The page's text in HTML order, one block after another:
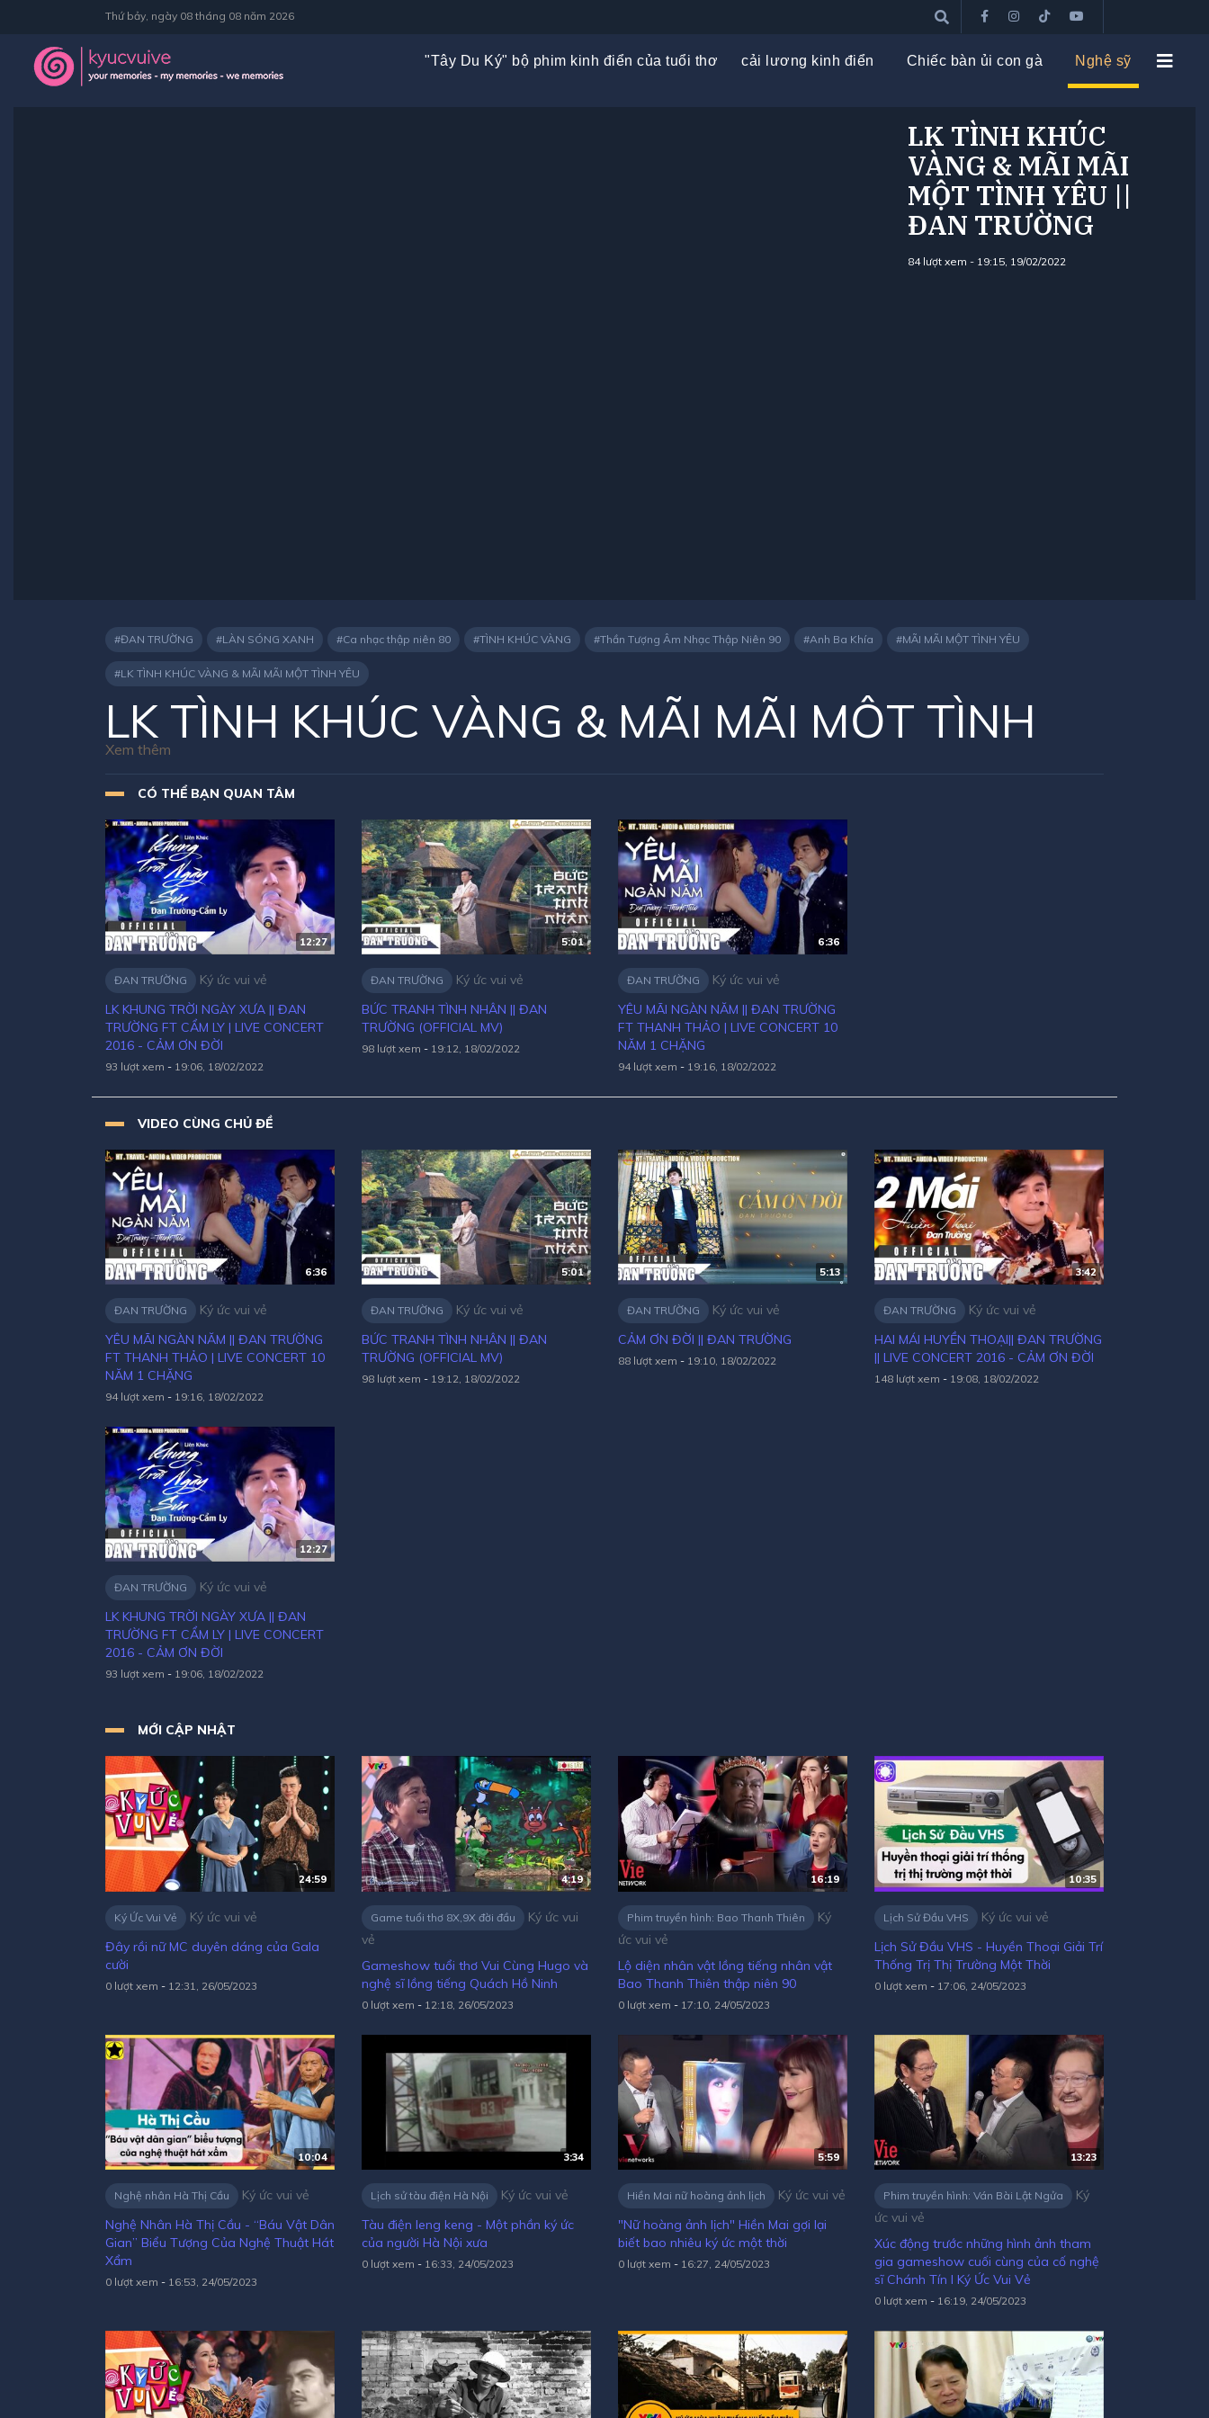
Thứ bảy, ngày 08 tháng 08 năm 2026
"Tây Du Ký" bộ phim kinh điển của tuổi thơ cải lương kinh điển Chiếc bàn ủi con gà Nghệ sỹ
LK TÌNH KHÚC
VÀNG & MÃI MÃI
MỘT TÌNH YÊU ||
ĐAN TRƯỜNG
84lượt xem - 19:15, 19/02/2022
ĐAN TRƯỜNG LÀN SÓNG XANH Ca nhạc thập niên 80 TÌNH KHÚC VÀNG Thần Tượng Âm Nhạc Thập Niên 90 Anh Ba Khía MÃI MÃI MỘT TÌNH YÊU
LK TÌNH KHÚC VÀNG & MÃI MÃI MỘT TÌNH YÊU
LK TÌNH KHÚC VÀNG & MÃI MÃI MỘT TÌNH
YÊU || ĐAN TRƯỜNG
CÓ THỂ BẠN QUAN TÂM
12:27
ĐAN TRƯỜNG
Ký ức vui vẻ
LK KHUNG TRỜI NGÀY XƯA || ĐAN
TRƯỜNG FT CẨM LY | LIVE CONCERT
2016 - CẢM ƠN ĐỜI
93 lượt xem - 19:06, 18/02/2022
5:01
ĐAN TRƯỜNG
Ký ức vui vẻ
BỨC TRANH TÌNH NHÂN || ĐAN
TRƯỜNG (OFFICIAL MV)
98 lượt xem - 19:12, 18/02/2022
6:36
ĐAN TRƯỜNG
Ký ức vui vẻ
YÊU MÃI NGÀN NĂM || ĐAN TRƯỜNG
FT THANH THẢO | LIVE CONCERT 10
NĂM 1 CHẶNG
94 lượt xem - 19:16, 18/02/2022
VIDEO CÙNG CHỦ ĐỀ
6:36
ĐAN TRƯỜNG
Ký ức vui vẻ
YÊU MÃI NGÀN NĂM || ĐAN TRƯỜNG
FT THANH THẢO | LIVE CONCERT 10
NĂM 1 CHẶNG
94 lượt xem - 19:16, 18/02/2022
5:01
ĐAN TRƯỜNG
Ký ức vui vẻ
BỨC TRANH TÌNH NHÂN || ĐAN
TRƯỜNG (OFFICIAL MV)
98 lượt xem - 19:12, 18/02/2022
5:13
ĐAN TRƯỜNG
Ký ức vui vẻ
CẢM ƠN ĐỜI || ĐAN TRƯỜNG
88 lượt xem - 19:10, 18/02/2022
3:42
ĐAN TRƯỜNG
Ký ức vui vẻ
HAI MÁI HUYỀN THOẠI|| ĐAN TRƯỜNG
|| LIVE CONCERT 2016 - CẢM ƠN ĐỜI
148 lượt xem - 19:08, 18/02/2022
12:27
ĐAN TRƯỜNG
Ký ức vui vẻ
LK KHUNG TRỜI NGÀY XƯA || ĐAN
TRƯỜNG FT CẨM LY | LIVE CONCERT
2016 - CẢM ƠN ĐỜI
93 lượt xem - 19:06, 18/02/2022
MỚI CẬP NHẬT
24:59
Ký Ức Vui Vẻ
Ký ức vui vẻ
Đây rồi nữ MC duyên dáng của Gala
cười
0 lượt xem - 12:31, 26/05/2023
4:19
Game tuổi thơ 8X,9X đời đầu
Ký ức vui
vẻ
Gameshow tuổi thơ Vui Cùng Hugo và
nghệ sĩ lồng tiếng Quách Hồ Ninh
0 lượt xem - 12:18, 26/05/2023
16:19
Phim truyền hình: Bao Thanh Thiên
Ký
ức vui vẻ
Lộ diện nhân vật lồng tiếng nhân vật
Bao Thanh Thiên thập niên 90
0 lượt xem - 17:10, 24/05/2023
10:35
Lịch Sử Đầu VHS
Ký ức vui vẻ
Lịch Sử Đầu VHS - Huyền Thoại Giải Trí
Thống Trị Thị Trường Một Thời
0 lượt xem - 17:06, 24/05/2023
10:04
Nghệ nhân Hà Thị Cầu
Ký ức vui vẻ
Nghệ Nhân Hà Thị Cầu - “Báu Vật Dân
Gian” Biểu Tượng Của Nghệ Thuật Hát
Xẩm
0 lượt xem - 16:53, 24/05/2023
3:34
Lịch sử tàu điện Hà Nội
Ký ức vui vẻ
Tàu điện leng keng - Một phần ký ức
của người Hà Nội xưa
0 lượt xem - 16:33, 24/05/2023
5:59
Hiền Mai nữ hoàng ảnh lịch
Ký ức vui vẻ
"Nữ hoàng ảnh lịch" Hiền Mai gợi lại
biết bao nhiêu ký ức một thời
0 lượt xem - 16:27, 24/05/2023
13:23
Phim truyền hình: Ván Bài Lật Ngửa
Ký
ức vui vẻ
Xúc động trước những hình ảnh tham
gia gameshow cuối cùng của cố nghệ
sĩ Chánh Tín l Ký Ức Vui Vẻ
0 lượt xem - 16:19, 24/05/2023